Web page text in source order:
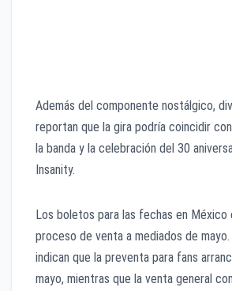
Además del componente nostálgico,
reportan que la gira podría coincidir
la banda y la celebración del 30
Insanity.
Los boletos para las fechas en México
proceso de venta a mediados de
indican que la preventa para fans
mayo, mientras que la venta general